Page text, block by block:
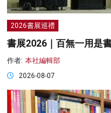
2026書展巡禮
書展2026｜百無一用是
作者: 本社編輯部
2026-08-07